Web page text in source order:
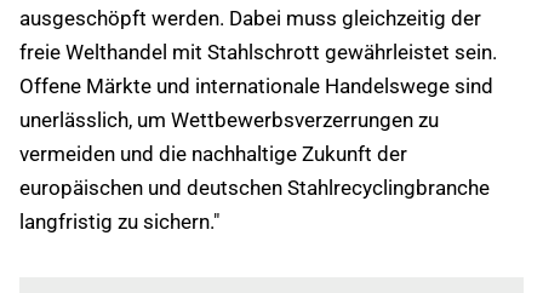
ausgeschöpft werden. Dabei muss gleichzeitig der
freie Welthandel mit Stahlschrott gewährleistet sein.
Offene Märkte und internationale Handelswege sind
unerlässlich, um Wettbewerbsverzerrungen zu
vermeiden und die nachhaltige Zukunft der
europäischen und deutschen Stahlrecyclingbranche
langfristig zu sichern."